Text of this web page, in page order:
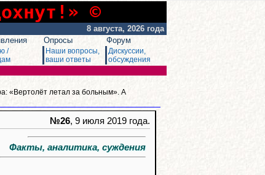
©
8 августа, 2026 года
/
Опросы
Наши вопросы,
ваши ответы
Форум
Дискуссии,
обсуждения
«Вертолёт летал за больным». А
№26, 9 июля 2019 года.
Факты, аналитика, суждения